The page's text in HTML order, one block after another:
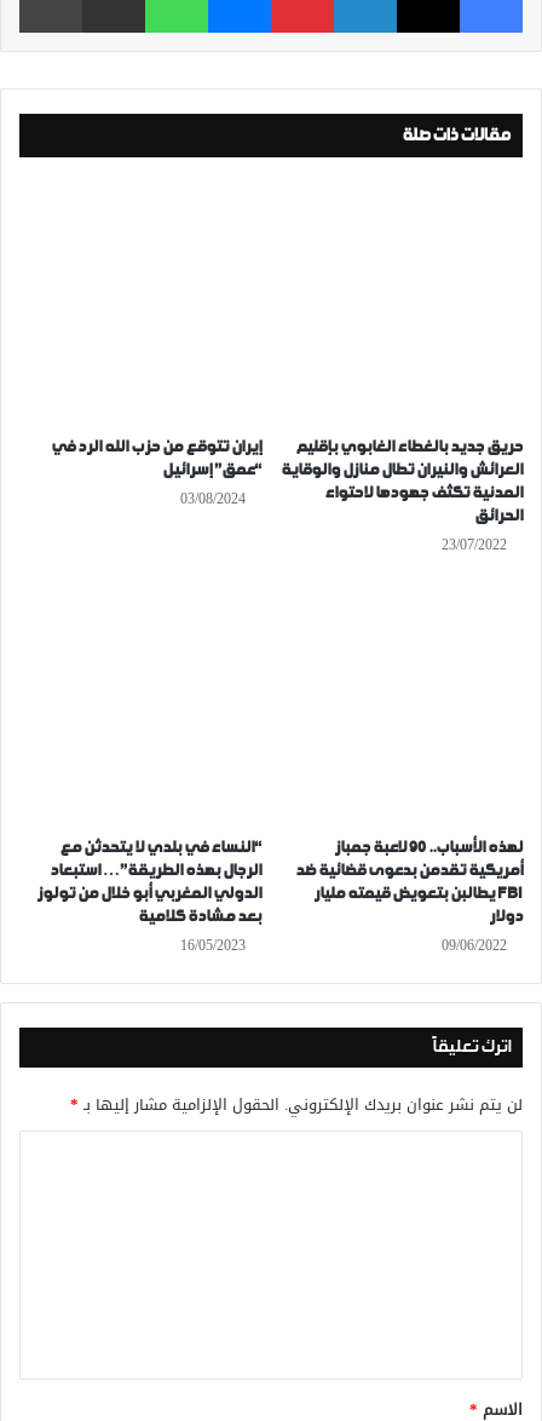
مقالات ذات صلة
حريق جديد بالغطاء الغابوي بإقليم
العرائش والنيران تطال منازل والوقاية
المدنية تكثف جهودها لاحتواء
الحرائق
23/07/2022
إيران تتوقع من حزب الله الرد في
“عمق” إسرائيل
03/08/2024
لهذه الأسباب.. 90 لاعبة جمباز
أمريكية تقدمن بدعوى قضائية ضد
FBI يطالبن بتعويض قيمته مليار
دولار
09/06/2022
“النساء في بلدي لا يتحدثن مع
الرجال بهذه الطريقة”… استبعاد
الدولي المغربي أبو خلال من تولوز
بعد مشادة كلامية
16/05/2023
اترك تعليقاً
لن يتم نشر عنوان بريدك الإلكتروني. الحقول الإلزامية مشار إليها بـ*
*
الاسم *